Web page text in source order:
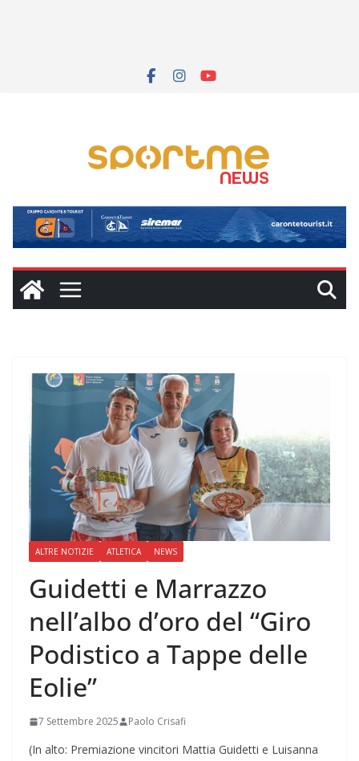
ALTRE NOTIZIE ATLETICA NEWS
Guidetti e Marrazzo
nell’albo d’oro del “Giro
Podistico a Tappe delle
Eolie”
7 Settembre 2025 Paolo Crisafi
(In alto: Premiazione vincitori Mattia Guidetti e Luisanna